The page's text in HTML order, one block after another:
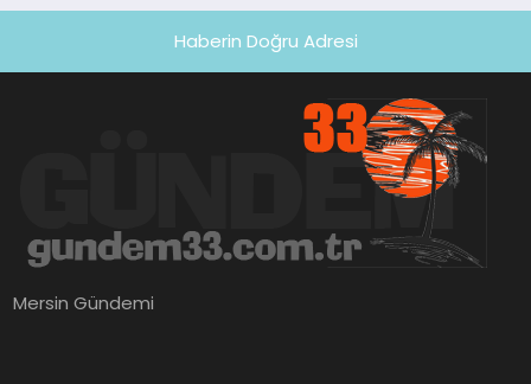
Haberin Doğru Adresi
Mersin Gündemi